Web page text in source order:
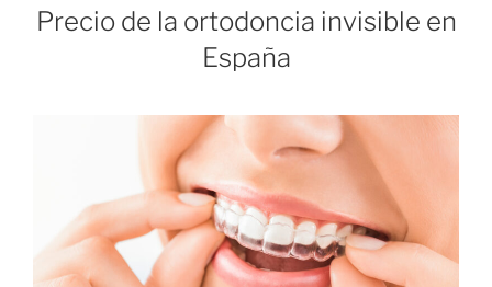
Precio de la ortodoncia invisible en
España